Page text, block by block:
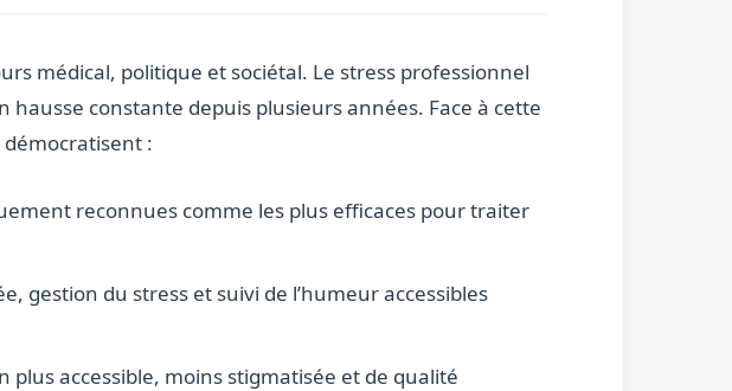
médical, politique et sociétal. Le stress professionnel
constante depuis plusieurs années. Face à cette
:
reconnues comme les plus efficaces pour traiter
gestion du stress et suivi de l’humeur accessibles
plus accessible, moins stigmatisée et de qualité